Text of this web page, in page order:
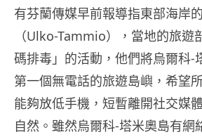
有芬蘭傳媒早前報導指東部海岸
（Ulko-Tammio），當地的旅遊
碼排毒」的活動，他們將烏爾科-
第一個無電話的旅遊島嶼，希望
能夠放低手機，短暫離開社交媒
自然。雖然烏爾科-塔米奧島有網